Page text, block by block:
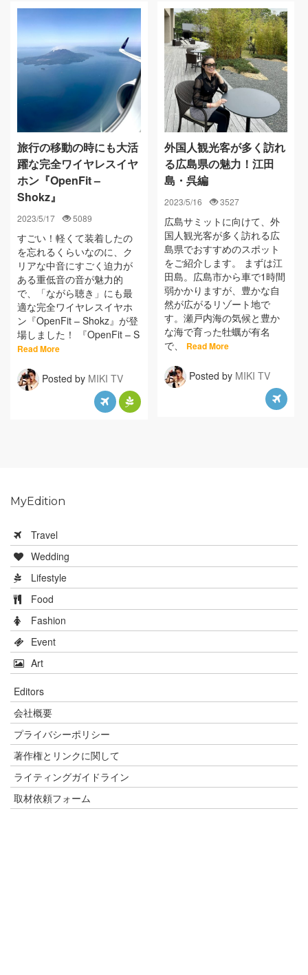
旅行の移動の時にも大活
躍な完全ワイヤレスイヤ
ホン『OpenFit –
Shokz』
2023/5/17 5089
すごい！軽くて装着したの
を忘れるくらいなのに、ク
リアな中音にすごく迫力が
ある重低音の音が魅力的
で、「ながら聴き」にも最
適な完全ワイヤレスイヤホ
ン『OpenFit – Shokz』が登
場しました！ 『OpenFit – S
Read More
Posted by MIKI TV
外国人観光客が多く訪れ
る広島県の魅力！江田
島・呉編
2023/5/16 3527
広島サミットに向けて、外
国人観光客が多く訪れる広
島県でおすすめのスポット
をご紹介します。 まずは江
田島。広島市から車で1時間
弱かかりますが、豊かな自
然が広がるリゾート地で
す。瀬戸内海の気候と豊か
な海で育った牡蠣が有名
で、
Read More
Posted by MIKI TV
MyEdition
Travel
Wedding
Lifestyle
Food
Fashion
Event
Art
Editors
会社概要
プライバシーポリシー
著作権とリンクに関して
ライティングガイドライン
取材依頼フォーム